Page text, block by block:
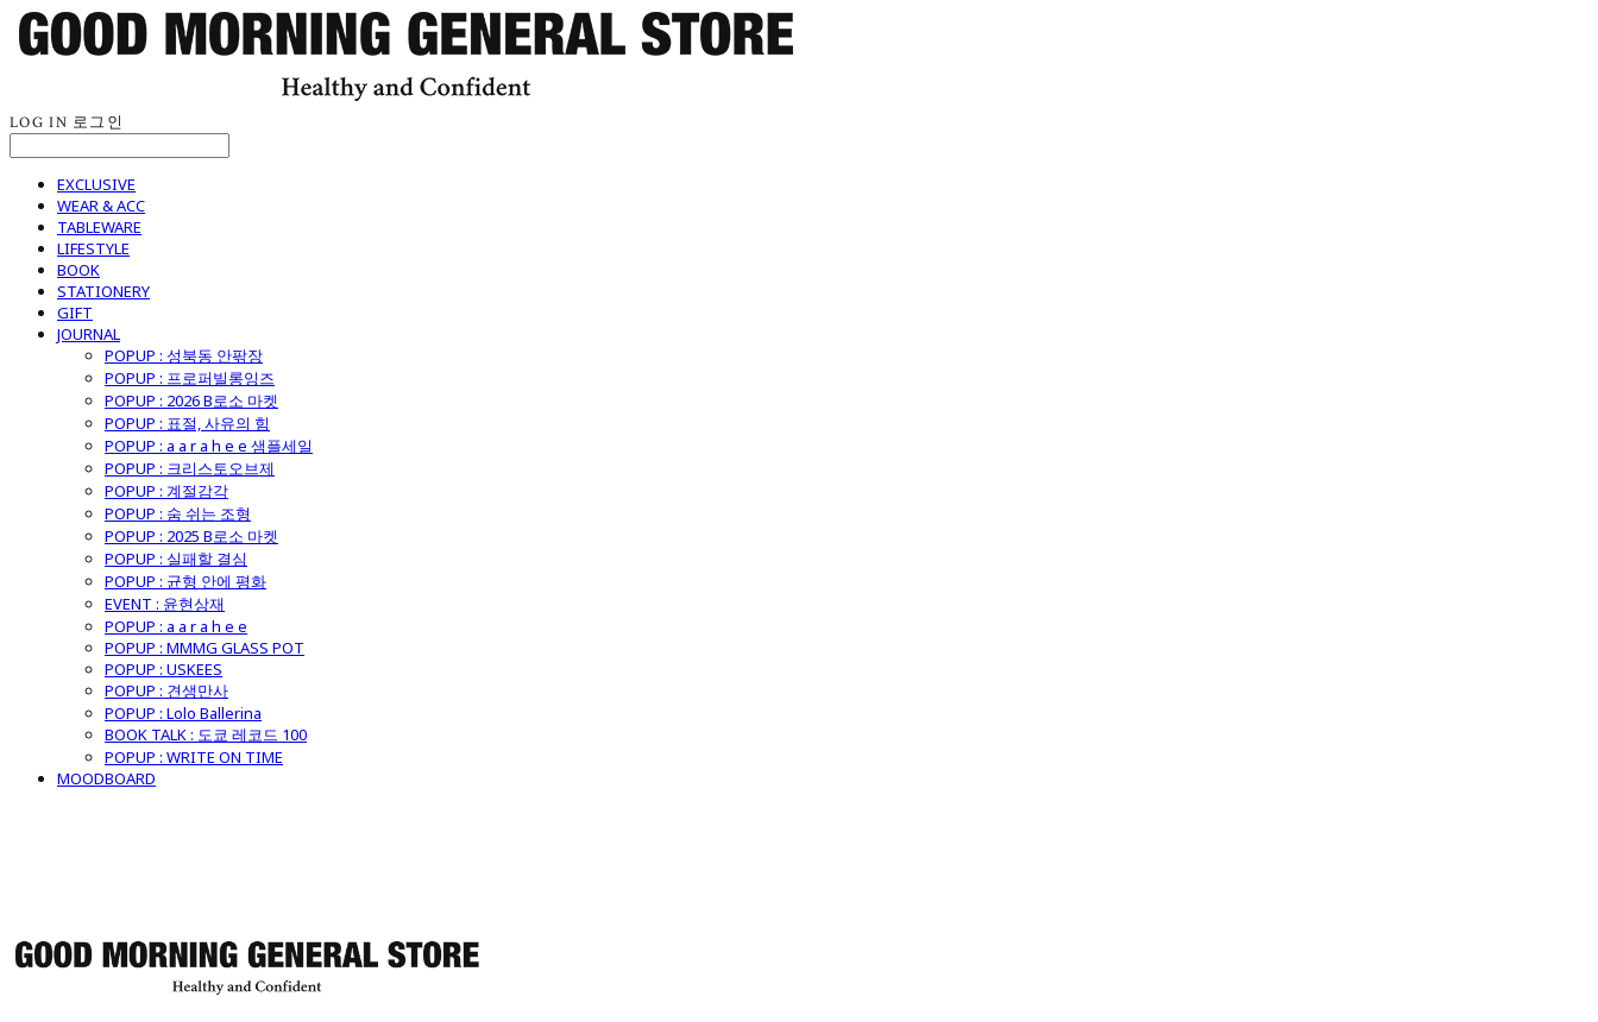
LOG IN 로그인
EXCLUSIVE
WEAR & ACC
TABLEWARE
LIFESTYLE
BOOK
STATIONERY
GIFT
JOURNAL
POPUP : 성북동 안팎장
POPUP : 프로퍼빌롱잉즈
POPUP : 2026 B로소 마켓
POPUP : 표절, 사유의 힘
POPUP : a a r a h e e 샘플세일
POPUP : 크리스토오브제
POPUP : 계절감각
POPUP : 숨 쉬는 조형
POPUP : 2025 B로소 마켓
POPUP : 실패할 결심
POPUP : 균형 안에 평화
EVENT : 윤현상재
POPUP : a a r a h e e
POPUP : MMMG GLASS POT
POPUP : USKEES
POPUP : 견생만사
POPUP : Lolo Ballerina
BOOK TALK : 도쿄 레코드 100
POPUP : WRITE ON TIME
MOODBOARD